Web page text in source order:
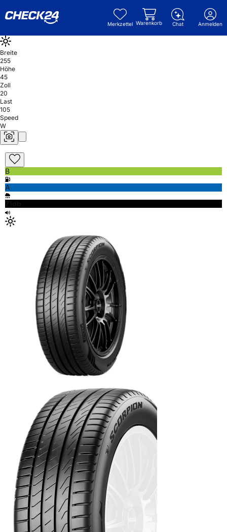
Merkzettel Warenkorb Chat Anmelden
Breite
255
Höhe
45
Zoll
20
Last
105
Speed
W
B
A
71db